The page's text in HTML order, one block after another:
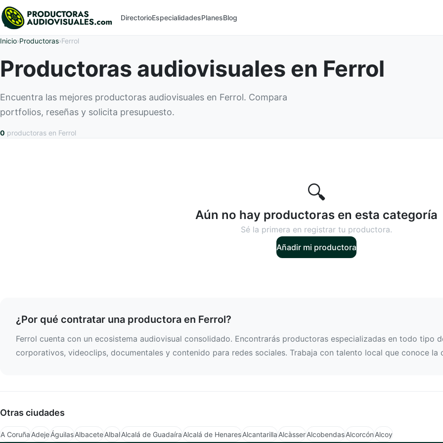
DirectorioEspecialidadesPlanesBlog
Inicio›Productoras›Ferrol
Productoras audiovisuales en Ferrol
Encuentra las mejores productoras audiovisuales en Ferrol. Compara
portfolios, reseñas y solicita presupuesto.
0 productoras en Ferrol
🔍
Aún no hay productoras en esta categoría
Sé la primera en registrar tu productora.
Añadir mi productora
¿Por qué contratar una productora en Ferrol?
Ferrol cuenta con un ecosistema audiovisual consolidado. Encontrarás productoras especializadas en todo tipo
corporativos, videoclips, documentales y contenido para redes sociales. Trabaja con talento local que conoce la
Otras ciudades
A CoruñaAdejeÁguilasAlbaceteAlbalAlcalá de GuadaíraAlcalá de HenaresAlcantarillaAlcàsserAlcobendasAlcorcónAlcoy